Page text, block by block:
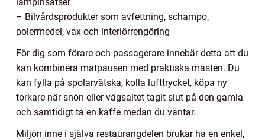
– Bilvårdsprodukter som avfettning, schampo,
polermedel, vax och interiörrengöring
För dig som förare och passagerare innebär detta att du
kan kombinera matpausen med praktiska måsten. Du
kan fylla på spolarvätska, kolla lufttrycket, köpa ny
torkare när snön eller vägsaltet tagit slut på den gamla
och samtidigt ta en kaffe medan du väntar.
Miljön inne i själva restaurangdelen brukar ha en enkel,